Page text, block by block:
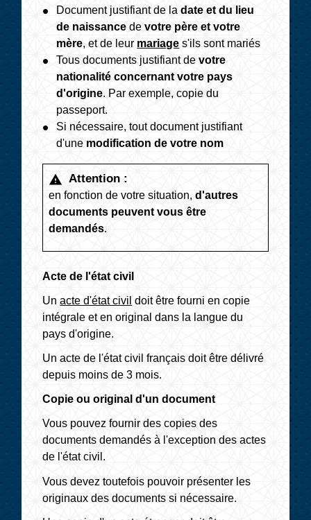
Document justifiant de ladate et du lieu
de naissance devotre père et votre
mère, et de leur mariage s'ils sont mariés
Tous documents justifiant devotre
nationalité concernant votre pays
d'origine. Par exemple, copie du
passeport.
Si nécessaire, tout document justifiant
d'une modification de votre nom
warning Attention :
en fonction de votre situation,d'autres
documents peuvent vous être
demandés.
Acte de l'état civil
Unacte d'état civil doit être fourni en copie
intégrale et en original dans la langue du
pays d'origine.
Un acte de l'état civil français doit être délivré
depuis moins de 3 mois.
Copie ou original d'un document
Vous pouvez fournir des copies des
documents demandés à l'exception des actes
de l'état civil.
Vous devez toutefois pouvoir présenter les
originaux des documents si nécessaire.